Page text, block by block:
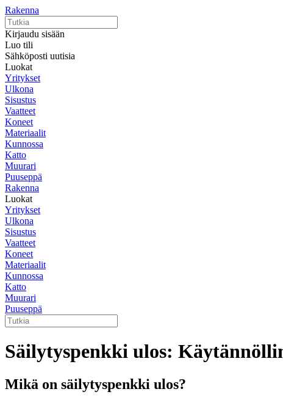
Rakenna
Kirjaudu sisään
Luo tili
Sähköposti uutisia
Luokat
Yritykset
Ulkona
Sisustus
Vaatteet
Koneet
Materiaalit
Kunnossa
Katto
Muurari
Puuseppä
Rakenna
Luokat
Yritykset
Ulkona
Sisustus
Vaatteet
Koneet
Materiaalit
Kunnossa
Katto
Muurari
Puuseppä
Säilytyspenkki ulos:
Mikä on säilytyspenkki ulos?